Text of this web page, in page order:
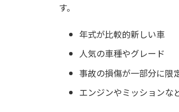
す。
年式が比較的新しい車
人気の車種やグレード
事故の損傷が一部分に限
エンジンやミッションな